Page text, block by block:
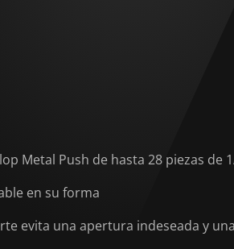
Metal Push de hasta 28 piezas de
en su forma
evita una apertura indeseada y